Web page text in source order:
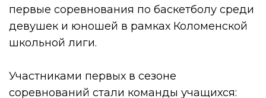
первые соревнования по баскетболу среди
девушек и юношей в рамках Коломенской
школьной лиги.
Участниками первых в сезоне
соревнований стали команды учащихся: